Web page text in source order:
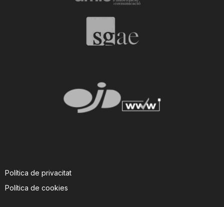
Política de privacitat
Política de cookies